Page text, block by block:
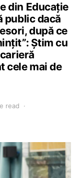
din Educație
public dacă
după ce
Știm cu
cele mai de
read